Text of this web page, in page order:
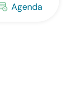
Agenda